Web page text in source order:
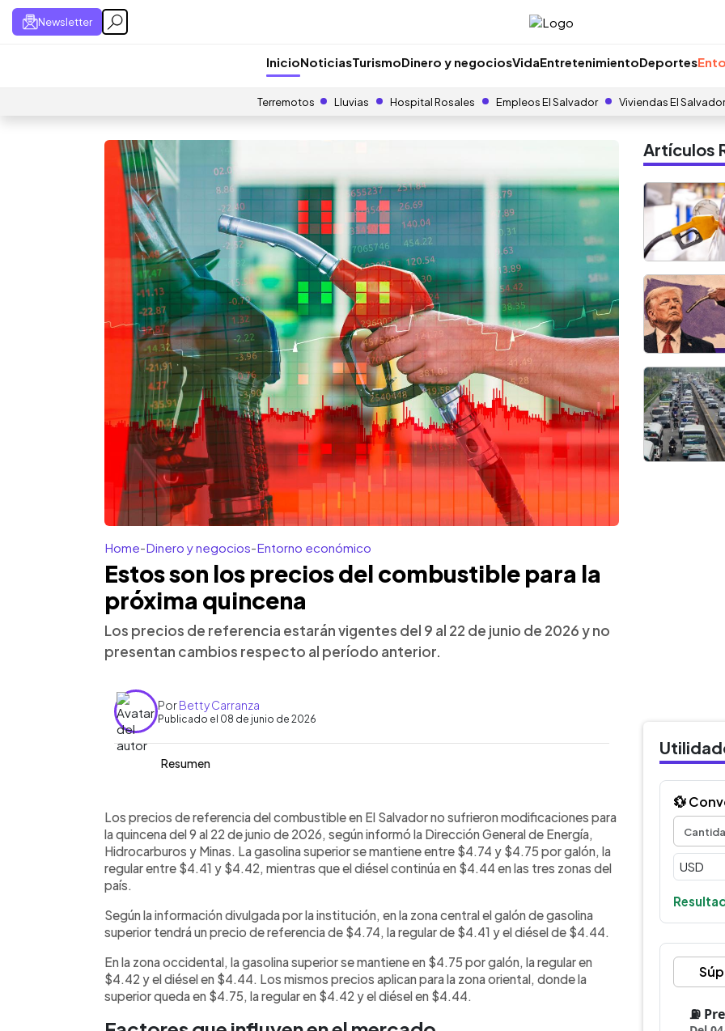
Newsletter
InicioNoticiasTurismoDinero y negociosVidaEntretenimientoDeportes
Terremotos Lluvias Hospital Rosales Empleos El Salvador Viviendas El Salvador
Home-Dinero y negocios-Entorno económico
Estos son los precios del combustible para la
próxima quincena
Los precios de referencia estarán vigentes del 9 al 22 de junio de 2026 y no
presentan cambios respecto al período anterior.
PorBetty Carranza
Publicado el 08 de junio de 2026
Resumen
► Escuchar artículo
Los precios de referencia del combustible en El Salvador no tendrán
cambios para la quincena del 9 al 22 de junio de 2026, informó la Dirección
General de Energía, Hidrocarburos y Minas. En la zona central, la gasolina
superior se mantiene en $4.74 por galón, la regular en $4.41 y el diésel en
internacional sigue influenciado por tensiones en Oriente Medio, inventarios
bajos y demanda estacional.
Los precios de referencia del combustible en El Salvador no sufrieron modificaciones para
la quincena del 9 al 22 de junio de 2026, según informó la Dirección General de Energía,
Hidrocarburos y Minas. La gasolina superior se mantiene entre $4.74 y $4.75 por galón, la
regular entre $4.41 y $4.42, mientras que el diésel continúa en $4.44 en las tres zonas del
país.
Según la información divulgada por la institución, en la zona central el galón de gasolina
superior tendrá un precio de referencia de $4.74, la regular de $4.41 y el diésel de $4.44.
En la zona occidental, la gasolina superior se mantiene en $4.75 por galón, la regular en
$4.42 y el diésel en $4.44. Los mismos precios aplican para la zona oriental, donde la
superior queda en $4.75, la regular en $4.42 y el diésel en $4.44.
Artículos
💱